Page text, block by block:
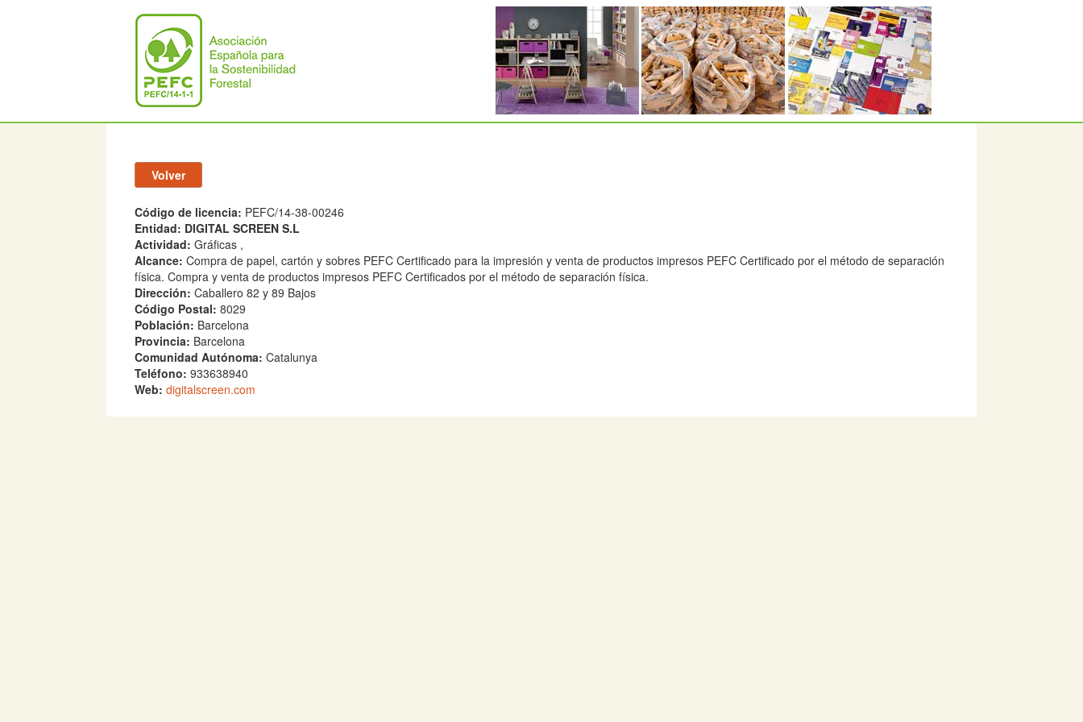
Código de licencia: PEFC/14-38-00246
Entidad: DIGITAL SCREEN S.L
Actividad: Gráficas ,
Alcance: Compra de papel, cartón y sobres PEFC Certificado para la impresión y venta de productos impresos PEFC Certificado por el método de separación
física. Compra y venta de productos impresos PEFC Certificados por el método de separación física.
Dirección: Caballero 82 y 89 Bajos
Código Postal: 8029
Población: Barcelona
Provincia: Barcelona
Comunidad Autónoma: Catalunya
Teléfono: 933638940
Web: digitalscreen.com